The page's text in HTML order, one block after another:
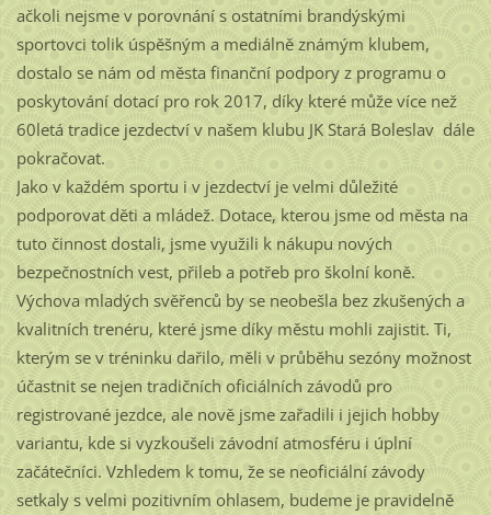
ačkoli nejsme v porovnání s ostatními brandýskými
sportovci tolik úspěšným a mediálně známým klubem,
dostalo se nám od města finanční podpory z programu o
poskytování dotací pro rok 2017, díky které může více než
60letá tradice jezdectví v našem klubu JK Stará Boleslav dále
pokračovat.
Jako v každém sportu i v jezdectví je velmi důležité
podporovat děti a mládež. Dotace, kterou jsme od města na
tuto činnost dostali, jsme využili k nákupu nových
bezpečnostních vest, přileb a potřeb pro školní koně.
Výchova mladých svěřenců by se neobešla bez zkušených a
kvalitních trenéru, které jsme díky městu mohli zajistit. Ti,
kterým se v tréninku dařilo, měli v průběhu sezóny možnost
účastnit se nejen tradičních oficiálních závodů pro
registrované jezdce, ale nově jsme zařadili i jejich hobby
variantu, kde si vyzkoušeli závodní atmosféru i úplní
začátečníci. Vzhledem k tomu, že se neoficiální závody
setkaly s velmi pozitivním ohlasem, budeme je pravidelně